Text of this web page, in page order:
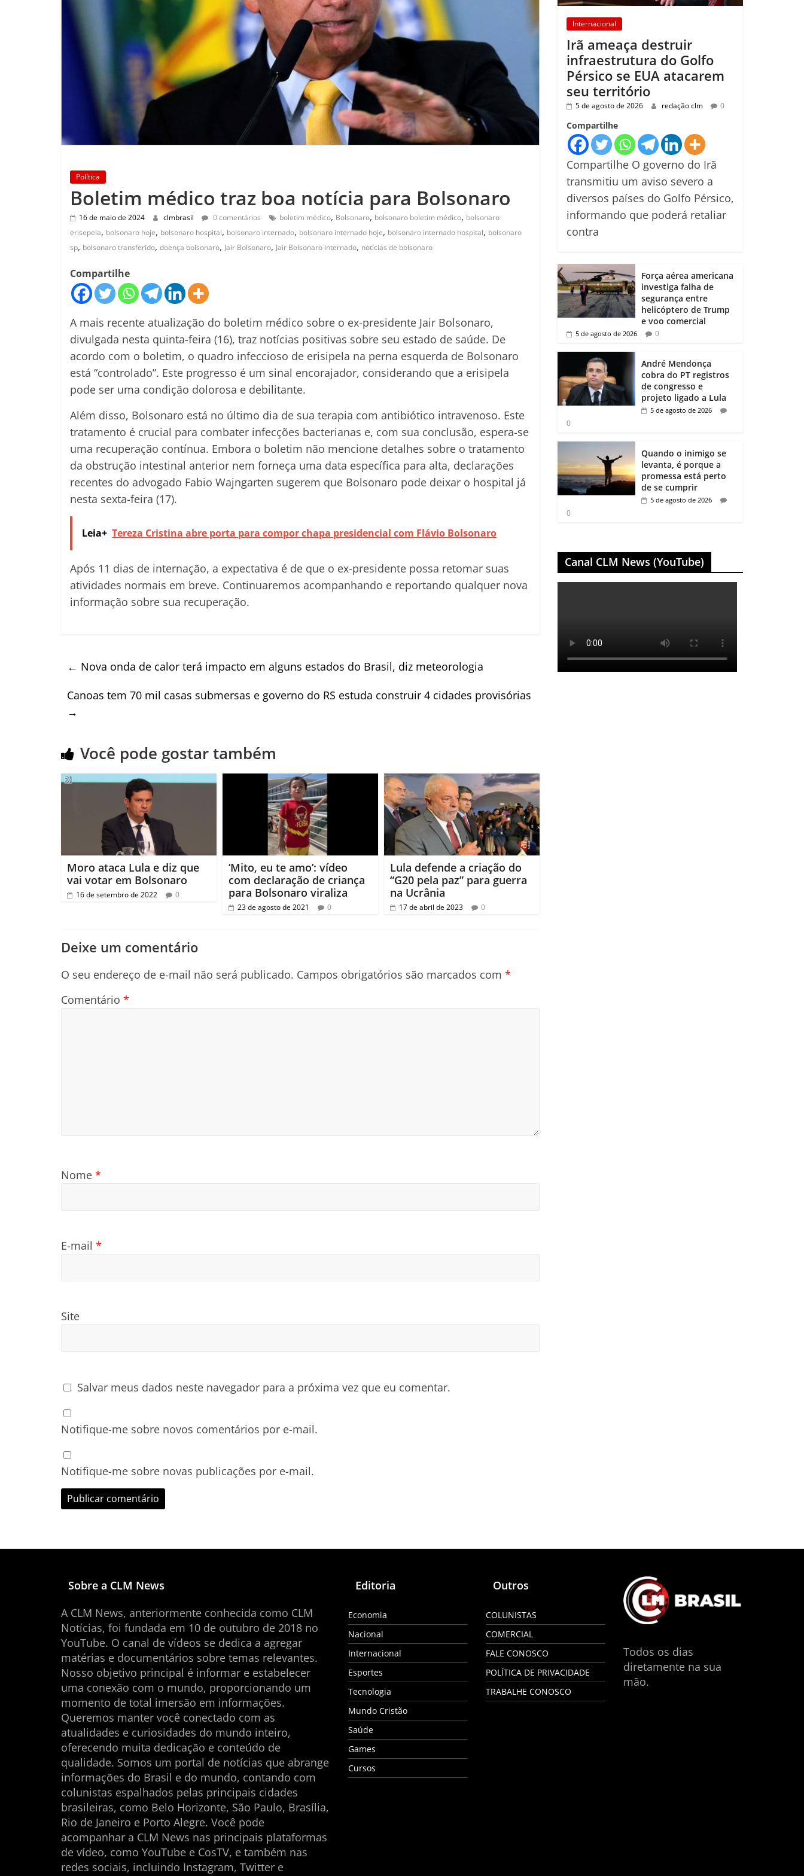
Política
Boletim médico traz boa notícia para Bolsonaro
16 de maio de 2024 clmbrasil 0 comentários boletim médico, Bolsonaro, bolsonaro boletim médico, bolsonaro
erisepela, bolsonaro hoje, bolsonaro hospital, bolsonaro internado, bolsonaro internado hoje, bolsonaro internado hospital, bolsonaro
sp, bolsonaro transferido, doença bolsonaro, Jair Bolsonaro, Jair Bolsonaro internado, notícias de bolsonaro
Compartilhe
A mais recente atualização do boletim médico sobre o ex-presidente Jair Bolsonaro,
divulgada nesta quinta-feira (16), traz notícias positivas sobre seu estado de saúde. De
acordo com o boletim, o quadro infeccioso de erisipela na perna esquerda de Bolsonaro
está “controlado”. Este progresso é um sinal encorajador, considerando que a erisipela
pode ser uma condição dolorosa e debilitante.
Além disso, Bolsonaro está no último dia de sua terapia com antibiótico intravenoso. Este
tratamento é crucial para combater infecções bacterianas e, com sua conclusão, espera-se
uma recuperação contínua. Embora o boletim não mencione detalhes sobre o tratamento
da obstrução intestinal anterior nem forneça uma data específica para alta, declarações
recentes do advogado Fabio Wajngarten sugerem que Bolsonaro pode deixar o hospital já
nesta sexta-feira (17).
Leia+ Tereza Cristina abre porta para compor chapa presidencial com Flávio Bolsonaro
Após 11 dias de internação, a expectativa é de que o ex-presidente possa retomar suas
atividades normais em breve. Continuaremos acompanhando e reportando qualquer nova
informação sobre sua recuperação.
← Nova onda de calor terá impacto em alguns estados do Brasil, diz meteorologia
Canoas tem 70 mil casas submersas e governo do RS estuda construir 4 cidades provisórias
→
Você pode gostar também
Moro ataca Lula e diz que
vai votar em Bolsonaro
16 de setembro de 2022 0
‘Mito, eu te amo’: vídeo
com declaração de criança
para Bolsonaro viraliza
23 de agosto de 2021 0
Lula defende a criação do
“G20 pela paz” para guerra
na Ucrânia
17 de abril de 2023 0
Deixe um comentário
O seu endereço de e-mail não será publicado. Campos obrigatórios são marcados com *
Comentário *
Nome *
E-mail *
Site
Salvar meus dados neste navegador para a próxima vez que eu comentar.
Notifique-me sobre novos comentários por e-mail.
Notifique-me sobre novas publicações por e-mail.
Internacional
Irã ameaça destruir
infraestrutura do Golfo
Pérsico se EUA atacarem
seu território
5 de agosto de 2026 redação clm 0
Compartilhe
Compartilhe O governo do Irã
transmitiu um aviso severo a
diversos países do Golfo Pérsico,
informando que poderá retaliar
contra
Força aérea americana
investiga falha de
segurança entre
helicóptero de Trump
e voo comercial
5 de agosto de 2026 0
André Mendonça
cobra do PT registros
de congresso e
projeto ligado a Lula
5 de agosto de 2026
0
Quando o inimigo se
levanta, é porque a
promessa está perto
de se cumprir
5 de agosto de 2026
0
Canal CLM News (YouTube)
Sobre a CLM News
A CLM News, anteriormente conhecida como CLM
Notícias, foi fundada em 10 de outubro de 2018 no
YouTube. O canal de vídeos se dedica a agregar
matérias e documentários sobre temas relevantes.
Nosso objetivo principal é informar e estabelecer
uma conexão com o mundo, proporcionando um
momento de total imersão em informações.
Queremos manter você conectado com as
atualidades e curiosidades do mundo inteiro,
oferecendo muita dedicação e conteúdo de
qualidade. Somos um portal de notícias que abrange
informações do Brasil e do mundo, contando com
colunistas espalhados pelas principais cidades
brasileiras, como Belo Horizonte, São Paulo, Brasília,
Rio de Janeiro e Porto Alegre. Você pode
acompanhar a CLM News nas principais plataformas
de vídeo, como YouTube e CosTV, e também nas
redes sociais, incluindo Instagram, Twitter e
Editoria
Economia
Nacional
Internacional
Esportes
Tecnologia
Mundo Cristão
Saúde
Games
Cursos
Outros
COLUNISTAS
COMERCIAL
FALE CONOSCO
POLÍTICA DE PRIVACIDADE
TRABALHE CONOSCO
Todos os dias
diretamente na sua
mão.